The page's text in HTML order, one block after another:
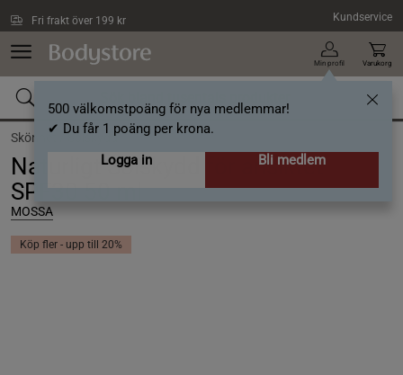
Fri frakt över 199 kr Kundservice
Min profil
500 välkomstpoäng för nya medlemmar!
✔ Du får 1 poäng per krona.
Logga in
Bli medlem
Varukorg
Skönhet /Solskydd
Naturligt Solskydd för ansiktet
SPF30 50 ml
MOSSA
Köp fler - upp till 20%